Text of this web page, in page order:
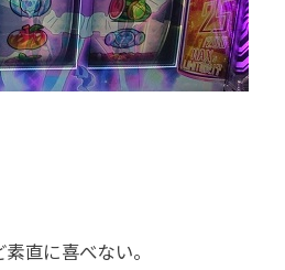
直に喜べない。